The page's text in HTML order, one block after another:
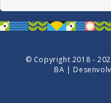
© Copyright 2018 -
BA |